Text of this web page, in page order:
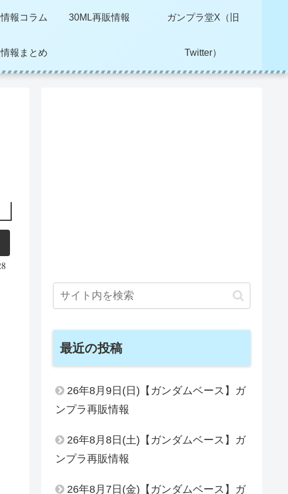
報コラム 30ML再販情報 ガンプラ堂X（旧
Twitter）
報まとめ
最近の投稿
26年8月9日(日)【ガンダムベース】ガ
ンプラ再販情報
26年8月8日(土)【ガンダムベース】ガ
ンプラ再販情報
26年8月7日(金)【ガンダムベース】ガ